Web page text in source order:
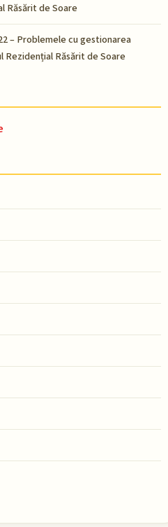
Răsărit de Soare
– Problemele cu gestionarea
Rezidențial Răsărit de Soare